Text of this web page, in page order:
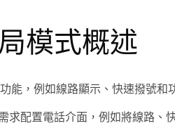
模式概述
能，例如線路顯示、快速撥號和
求配置電話介面，例如將線路、